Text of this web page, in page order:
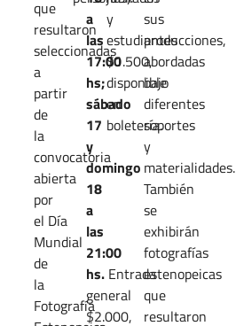
que
resultaron
seleccionadas
a
partir
de
la
convocatoria
abierta
por
el Día
Mundial
de
la
Fotografía
a
las
17:00
hs;
sábado
17
y
domingo
18
a
las
21:00
hs. Entrada
general
$2.000,
y
estudiantes
$1.500,
disponible
en
boletería.
sus
producciones,
abordadas
bajo
diferentes
soportes
y
materialidades.
También
se
exhibirán
fotografías
estenopeicas
que
resultaron